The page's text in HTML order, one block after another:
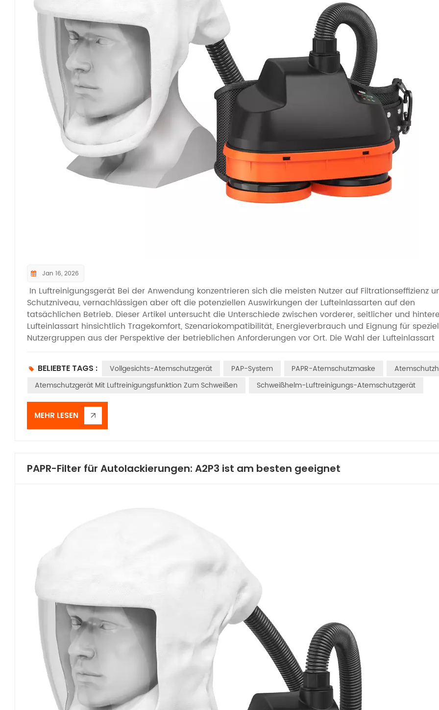
Jan 16, 2026
In Luftreinigungsgerät Bei der Anwendung konzentrieren sich die meisten Nutzer auf Filtrationseffizienz
Schutzniveau, vernachlässigen aber oft die potenziellen Auswirkungen der Lufteinlassarten auf den
tatsächlichen Betrieb. Dieser Artikel untersucht die Unterschiede zwischen vorderer, seitlicher und
Lufteinlassart hinsichtlich Tragekomfort, Szenariokompatibilität, Energieverbrauch und Eignung für
Nutzergruppen aus der Perspektive der betrieblichen Anforderungen vor Ort. Die Wahl der Lufteinlassart
Betriebszustandswechseln und Langzeitbetrieb. Die Kernkompetenz von PAPR-Systemen mit
Lufteinlass liegt weniger in der reinen Luftstromeffizienz als vielmehr in ihrem geringen Gewicht und ihrer
Kopf wird das Gesamtgewicht des Geräts konzentrierter und der Schwerpunkt nach vorne verlagert. Dies
ermöglicht die Anpassung an die meisten Standardkopfformen ohne zusätzliche Anpassungen an
Taille und ist besonders für schlanke Personen oder solche mit Rückenproblemen geeignet. Bei
Schlauchverbindungen kann es direkt nach dem Auspacken angelegt werden, was Zeit für die
Filtereinheit führt. In Umgebungen mit hoher Luftfeuchtigkeit ist dies anfällig für Schimmelbildung, was die
Lebensdauer des Filters und die Gesundheit der Atemwege beeinträchtigt. Der Hauptvorteil von PAPR-
mit seitlichem Lufteinlass ist Anpassungsfähigkeit an die Koordination mehrerer Geräte und Komfort bei
Luftströmung, Dies ist der Schlüssel dazu, dass es die erste Wahl für umfassende Arbeitsbedingungen
In industriellen Umgebungen müssen Arbeiter häufig Schutzhelme, Schutzbrillen, Kommunikationsgeräte
andere Ausrüstung kombinieren. Die Anordnung der seitlichen Lufteinlasseinheit verhindert, dass sich die
Ausrüstung vor und über dem Kopf befindet, beugt gegenseitigen Störungen vor und beeinträchtigt nicht
Sitz des Schutzhelms. Im Vergleich zum direkten Luftstrom des vorderen Lufteinlasses ermöglicht der
Lufteinlass durch eine Strömungsführungsstruktur eine „gesichtsumfassende Luftzufuhr“ mit sanfterer
Luftgeschwindigkeit. Dadurch wird ein Austrocknen der Nase und der Augen durch direkten Luftstrom
vermieden und die Toleranz bei längeren Arbeiten deutlich verbessert. Die Einschränkungen zeigen sich
hauptsächlich in der beidseitigen Anpassbarkeit: Ein einseitiger Lufteinlass kann zu ungleichmäßiger
Krafteinwirkung auf den Kopf führen, während ein beidseitiger Lufteinlass das Volumen der Ausrüstung
was zu Kollisionen mit Schulterschutz und Werkzeugen führen kann. Zudem ist der
seitlichen Lufteinlasseinheit eng. Bei unzureichender Filtrationsgenauigkeit der Filtereinheit sammeln sich
BELIEBTE TAGS : Vollgesichts-Atemschutzgerät PAP-System PAPR-Atemschutzmaske
Atemschutzgerät Mit Luftreinigungsfunktion Zum Schweißen
Schweißhelm-Luftreinigungs-Atemschutzgerät
MEHR LESEN
PAPR-Filter für Autolackierungen: A2P3 ist am besten geeignet